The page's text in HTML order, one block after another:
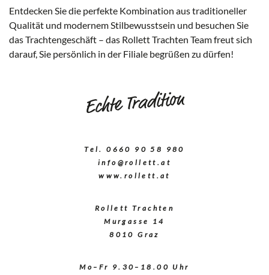
Entdecken Sie die perfekte Kombination aus traditioneller
Qualität und modernem Stilbewusstsein und besuchen Sie
das Trachtengeschäft – das Rollett Trachten Team freut sich
darauf, Sie persönlich in der Filiale begrüßen zu dürfen!
Echte Tradition
Tel. 0660 90 58 980
info@rollett.at
www.rollett.at
Rollett Trachten
Murgasse 14
8010 Graz
Mo–Fr 9.30–18.00 Uhr